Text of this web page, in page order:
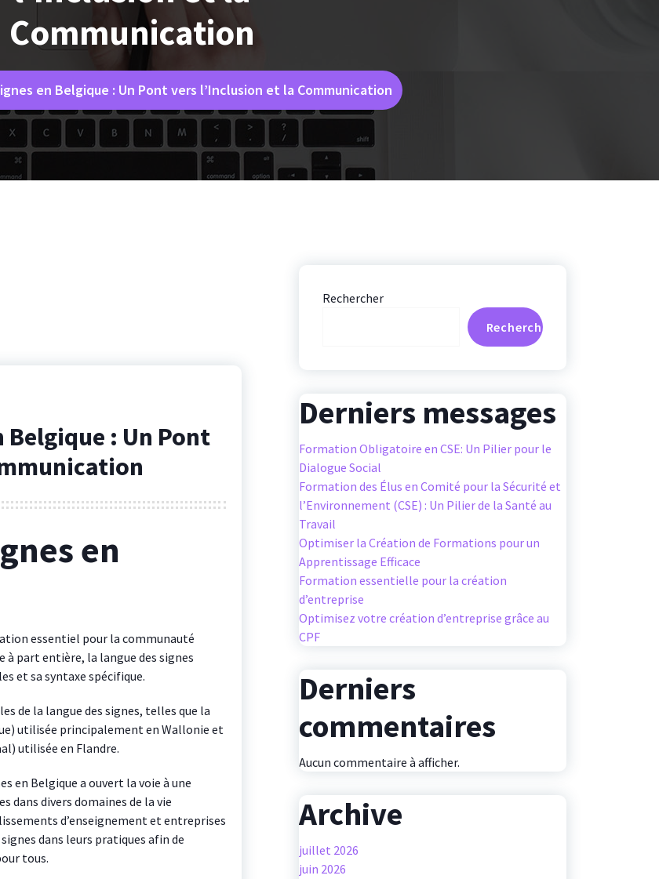
Communication
en Belgique : Un Pont vers l’Inclusion et la Communication
Belgique : Un Pont
en
essentiel pour la communauté
à part entière, la langue des signes
et sa syntaxe spécifique.
de la langue des signes, telles que la
utilisée principalement en Wallonie et
utilisée en Flandre.
en Belgique a ouvert la voie à une
dans divers domaines de la vie
d’enseignement et entreprises
dans leurs pratiques afin de
tous.
Rechercher
Rechercher
Derniers messages
Formation Obligatoire en CSE: Un Pilier pour le
Dialogue Social
Formation des Élus en Comité pour la Sécurité et
l’Environnement (CSE) : Un Pilier de la Santé au
Travail
Optimiser la Création de Formations pour un
Apprentissage Efficace
Formation essentielle pour la création
d’entreprise
Optimisez votre création d’entreprise grâce au
CPF
Derniers
commentaires
Aucun commentaire à afficher.
Archive
juillet 2026
juin 2026